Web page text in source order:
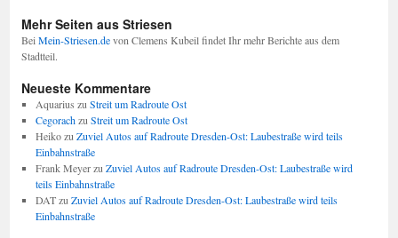
Mehr Seiten aus Striesen
Bei Mein-Striesen.devon Clemens Kubeil findet Ihr mehr Berichte aus dem
Stadtteil.
Neueste Kommentare
Aquarius zu Streit um Radroute Ost
Cegorachzu Streit um Radroute Ost
Heikozu Zuviel Autos auf Radroute Dresden-Ost: Laubestraße wird teils
Einbahnstraße
Frank Meyerzu Zuviel Autos auf Radroute Dresden-Ost: Laubestraße wird
teils Einbahnstraße
DATzu Zuviel Autos auf Radroute Dresden-Ost: Laubestraße wird teils
Einbahnstraße